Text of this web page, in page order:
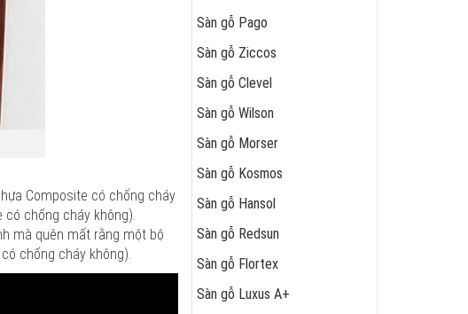
Composite có chống cháy
chống cháy không).
mà quên mất rằng một bộ
chống cháy không).
Sàn gỗ Pago
Sàn gỗ Ziccos
Sàn gỗ Clevel
Sàn gỗ Wilson
Sàn gỗ Morser
Sàn gỗ Kosmos
Sàn gỗ Hansol
Sàn gỗ Redsun
Sàn gỗ Flortex
Sàn gỗ Luxus A+